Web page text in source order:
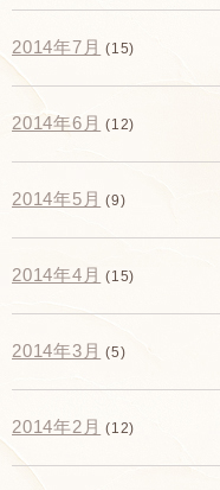
2014年7月 (15)
2014年6月 (12)
2014年5月 (9)
2014年4月 (15)
2014年3月 (5)
2014年2月 (12)